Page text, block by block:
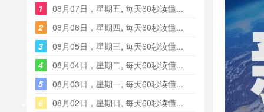
1
08月07日，星期五, 每天60秒读懂...
2
08月06日，星期四, 每天60秒读懂...
3
08月05日，星期三, 每天60秒读懂...
4
08月04日，星期二, 每天60秒读懂...
5
08月03日，星期一, 每天60秒读懂...
6
08月02日，星期日, 每天60秒读懂...